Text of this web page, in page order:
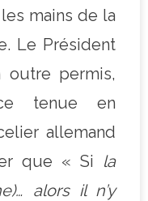
mains de la
Le Président
outre permis,
tenue en
allemand
que « Si la
alors il n’y